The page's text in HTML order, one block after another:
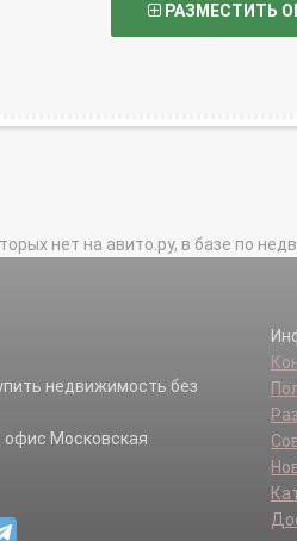
РАЗМЕСТИТЬ
нет на авито.ру, в базе по
недвижимость без
офис Московская